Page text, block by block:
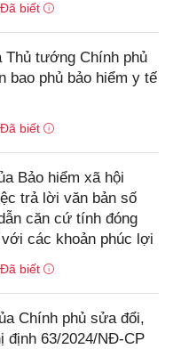
Đã biết
Thủ tướng Chính phủ
bao phủ bảo hiểm y tế
Đã biết
Bảo hiểm xã hội
trả lời văn bản số
căn cứ tính đóng
các khoản phúc lợi
Đã biết
Chính phủ sửa đổi,
định 63/2024/NĐ-CP